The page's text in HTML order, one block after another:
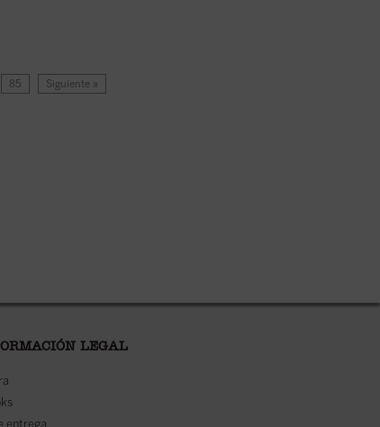
85 Siguiente »
LEGAL
entrega